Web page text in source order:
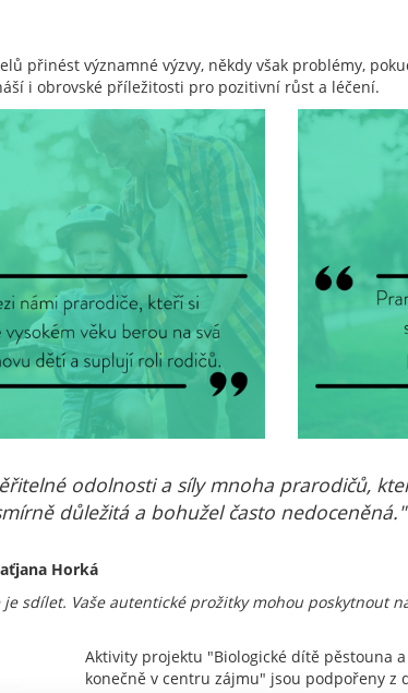
přinést významné výzvy, někdy však problémy,
i obrovské příležitosti pro pozitivní růst a léčení.
odolnosti a síly mnoha prarodičů,
důležitá a bohužel často nedoceněná."
Horká
sdílet. Vaše autentické prožitky mohou poskytnout
Aktivity projektu "Biologické dítě pěstouna
konečně v centru zájmu" jsou podpořeny z